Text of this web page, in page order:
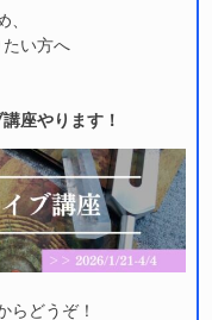
い方へ
座やります！
らどうぞ！